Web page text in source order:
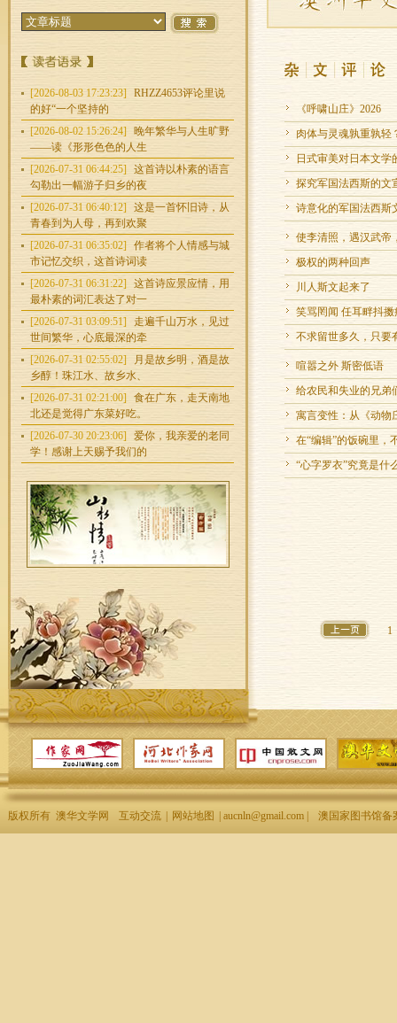
[2026-08-03 17:23:23]
RHZZ4653评论里说
的好“一个坚持的
[2026-08-02 15:26:24]
晚年繁华与人生旷野
——读《形形色色的人生
[2026-07-31 06:44:25]
这首诗以朴素的语言
勾勒出一幅游子归乡的夜
[2026-07-31 06:40:12]
这是一首怀旧诗，从
青春到为人母，再到欢聚
[2026-07-31 06:35:02]
作者将个人情感与城
市记忆交织，这首诗词读
[2026-07-31 06:31:22]
这首诗应景应情，用
最朴素的词汇表达了对一
[2026-07-31 03:09:51]
走遍千山万水，见过
世间繁华，心底最深的牵
[2026-07-31 02:55:02]
月是故乡明，酒是故
乡醇！珠江水、故乡水、
[2026-07-31 02:21:00]
食在广东，走天南地
北还是觉得广东菜好吃。
[2026-07-30 20:23:06]
爱你，我亲爱的老同
学！感谢上天赐予我们的
《呼啸山庄》2026
肉体与灵魂孰重孰轻
日式审美对日本文学
探究军国法西斯的文
诗意化的军国法西斯
使李清照，遇汉武帝
极权的两种回声
川人斯文起来了
笑骂罔闻 任耳畔抖擞
不求留世多久，只要
喧嚣之外 斯密低语
给农民和失业的兄弟
寓言变性：从《动物
在“编辑”的饭碗里，
“心字罗衣”究竟是什
1
版权所有 澳华文学网 互动交流 网站地图 | aucnln@gmail.com | 澳国家图书馆备